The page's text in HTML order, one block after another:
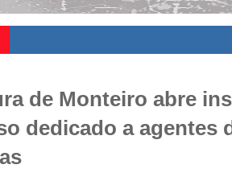
de Monteiro abre
dedicado a agentes